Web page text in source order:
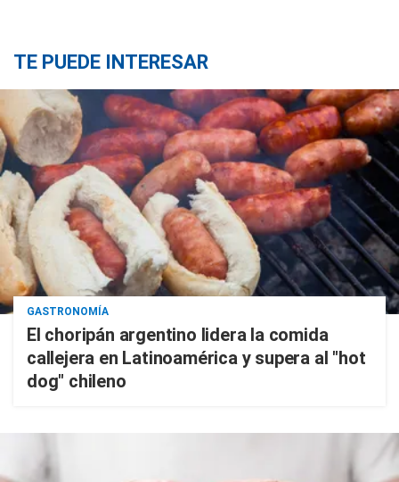
TE PUEDE INTERESAR
GASTRONOMÍA
El choripán argentino lidera la comida
callejera en Latinoamérica y supera al "hot
dog" chileno